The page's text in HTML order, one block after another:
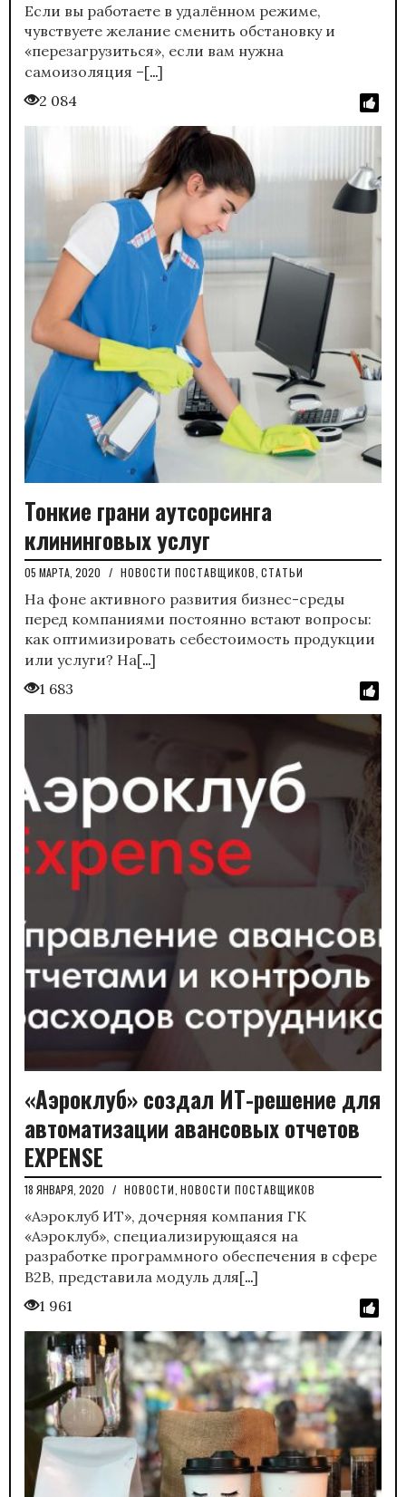
Если вы работаете в удалённом режиме,
чувствуете желание сменить обстановку и
«перезагрузиться», если вам нужна
самоизоляция –[…]
2 084
Тонкие грани аутсорсинга
клининговых услуг
05 МАРТА, 2020 / НОВОСТИ ПОСТАВЩИКОВ СТАТЬИ
На фоне активного развития бизнес-среды
перед компаниями постоянно встают вопросы:
как оптимизировать себестоимость продукции
или услуги? На[…]
1 683
«Аэроклуб» создал ИТ-решение для
автоматизации авансовых отчетов
EXPENSE
18 ЯНВАРЯ, 2020 / НОВОСТИ НОВОСТИ ПОСТАВЩИКОВ
«Аэроклуб ИТ», дочерняя компания ГК
«Аэроклуб», специализирующаяся на
разработке программного обеспечения в сфере
B2B, представила модуль для[…]
1 961